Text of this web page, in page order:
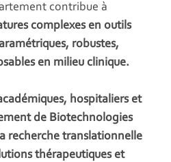
contribue à
complexes en outils
robustes,
en milieu clinique.
hospitaliers et
de Biotechnologies
recherche translationnelle
thérapeutiques et